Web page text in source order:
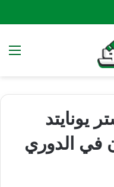
يونايتد
في الدوري